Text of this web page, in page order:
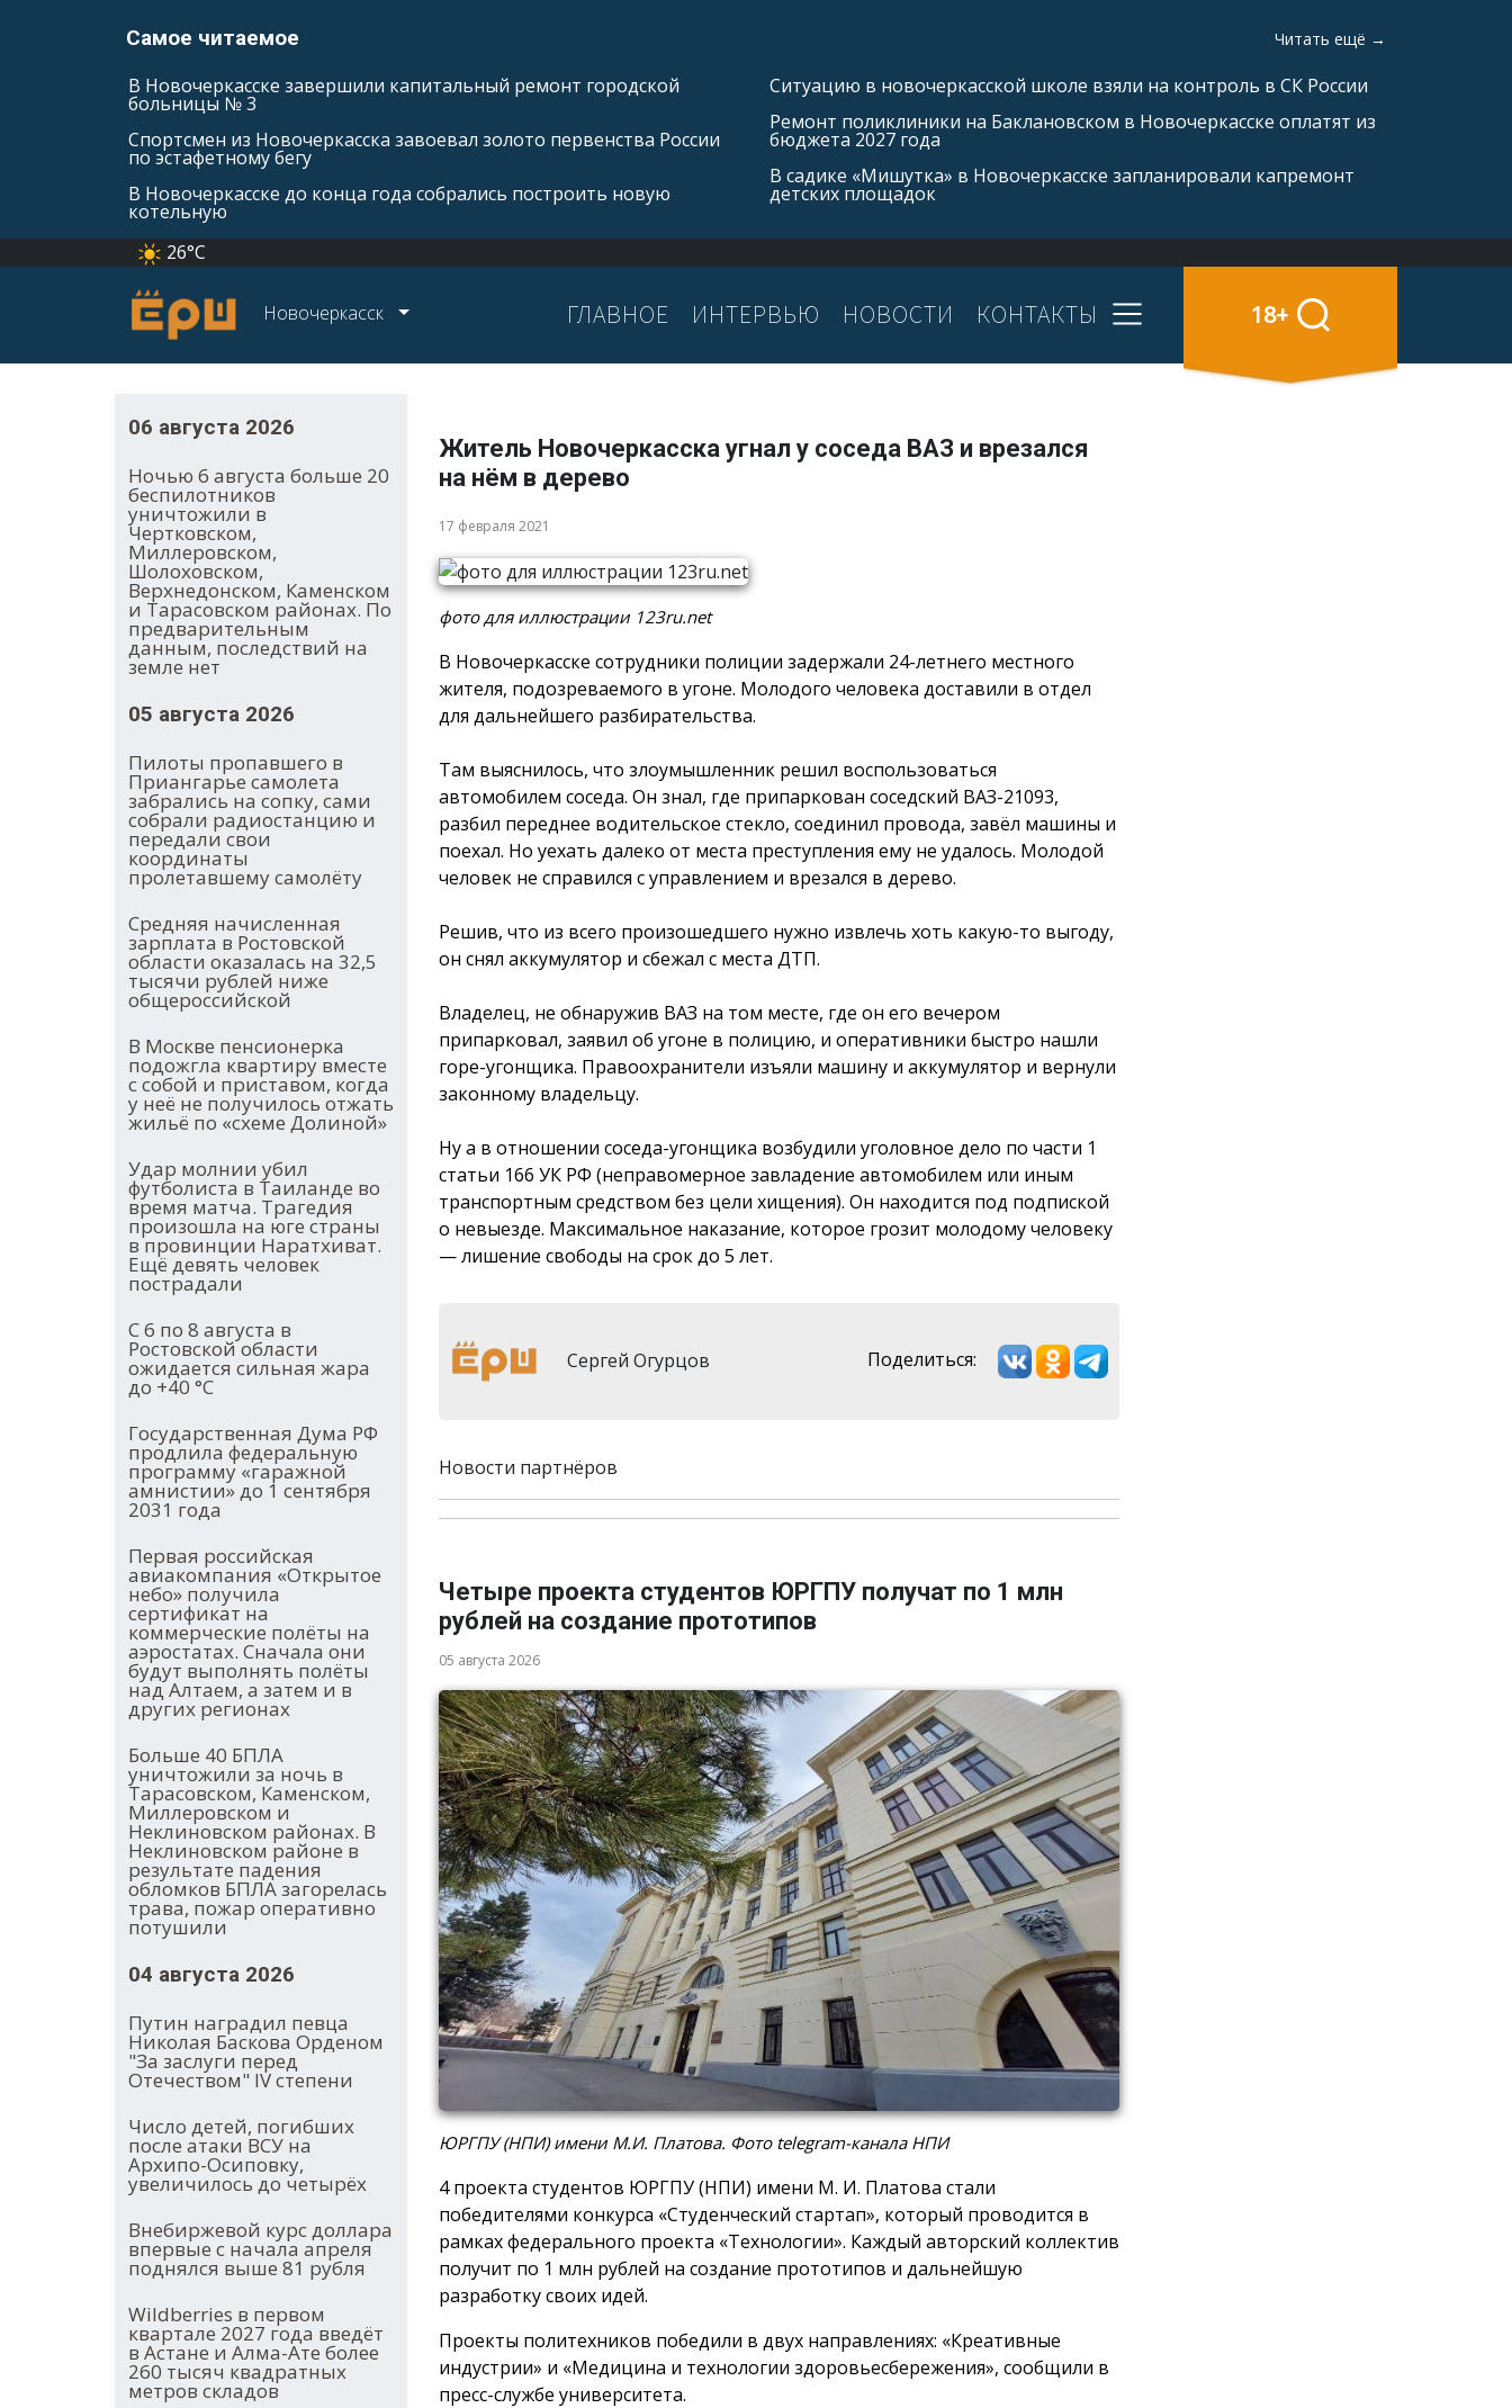
Самое читаемое Читать ещё →
В Новочеркасске завершили капитальный ремонт городской
больницы № 3
Спортсмен из Новочеркасска завоевал золото первенства России
по эстафетному бегу
В Новочеркасске до конца года собрались построить новую
котельную
Ситуацию в новочеркасской школе взяли на контроль в СК России
Ремонт поликлиники на Баклановском в Новочеркасске оплатят из
бюджета 2027 года
В садике «Мишутка» в Новочеркасске запланировали капремонт
детских площадок
26°C
Новочеркасск ГЛАВНОЕ ИНТЕРВЬЮ НОВОСТИ КОНТАКТЫ 18+
06 августа 2026
Ночью 6 августа больше 20
беспилотников
уничтожили в
Чертковском,
Миллеровском,
Шолоховском,
Верхнедонском, Каменском
и Тарасовском районах. По
предварительным
данным, последствий на
земле нет
05 августа 2026
Пилоты пропавшего в
Приангарье самолета
забрались на сопку, сами
собрали радиостанцию и
передали свои
координаты
пролетавшему самолёту
Средняя начисленная
зарплата в Ростовской
области оказалась на 32,5
тысячи рублей ниже
общероссийской
В Москве пенсионерка
подожгла квартиру вместе
с собой и приставом, когда
у неё не получилось отжать
жильё по «схеме Долиной»
Удар молнии убил
футболиста в Таиланде во
время матча. Трагедия
произошла на юге страны
в провинции Наратхиват.
Ещё девять человек
пострадали
С 6 по 8 августа в
Ростовской области
ожидается сильная жара
до +40 °С
Государственная Дума РФ
продлила федеральную
программу «гаражной
амнистии» до 1 сентября
2031 года
Первая российская
авиакомпания «Открытое
небо» получила
сертификат на
коммерческие полёты на
аэростатах. Сначала они
будут выполнять полёты
над Алтаем, а затем и в
других регионах
Больше 40 БПЛА
уничтожили за ночь в
Тарасовском, Каменском,
Миллеровском и
Неклиновском районах. В
Неклиновском районе в
результате падения
обломков БПЛА загорелась
трава, пожар оперативно
потушили
04 августа 2026
Путин наградил певца
Николая Баскова Орденом
"За заслуги перед
Отечеством" IV степени
Число детей, погибших
после атаки ВСУ на
Архипо-Осиповку,
увеличилось до четырёх
Внебиржевой курс доллара
впервые с начала апреля
поднялся выше 81 рубля
Wildberries в первом
квартале 2027 года введёт
в Астане и Алма-Ате более
260 тысяч квадратных
метров складов
Житель Новочеркасска угнал у соседа ВАЗ и врезался
на нём в дерево
17 февраля 2021
фото для иллюстрации 123ru.net
В Новочеркасске сотрудники полиции задержали 24-летнего местного
жителя, подозреваемого в угоне. Молодого человека доставили в отдел
для дальнейшего разбирательства.
Там выяснилось, что злоумышленник решил воспользоваться
автомобилем соседа. Он знал, где припаркован соседский ВАЗ-21093,
разбил переднее водительское стекло, соединил провода, завёл машины и
поехал. Но уехать далеко от места преступления ему не удалось. Молодой
человек не справился с управлением и врезался в дерево.
Решив, что из всего произошедшего нужно извлечь хоть какую-то выгоду,
он снял аккумулятор и сбежал с места ДТП.
Владелец, не обнаружив ВАЗ на том месте, где он его вечером
припарковал, заявил об угоне в полицию, и оперативники быстро нашли
горе-угонщика. Правоохранители изъяли машину и аккумулятор и вернули
законному владельцу.
Ну а в отношении соседа-угонщика возбудили уголовное дело по части 1
статьи 166 УК РФ (неправомерное завладение автомобилем или иным
транспортным средством без цели хищения). Он находится под подпиской
о невыезде. Максимальное наказание, которое грозит молодому человеку
— лишение свободы на срок до 5 лет.
Сергей Огурцов Поделиться:
Новости партнёров
Четыре проекта студентов ЮРГПУ получат по 1 млн
рублей на создание прототипов
05 августа 2026
ЮРГПУ (НПИ) имени М.И. Платова. Фото telegram-канала НПИ
4 проекта студентов ЮРГПУ (НПИ) имени М. И. Платова стали
победителями конкурса «Студенческий стартап», который проводится в
рамках федерального проекта «Технологии». Каждый авторский коллектив
получит по 1 млн рублей на создание прототипов и дальнейшую
разработку своих идей.
Проекты политехников победили в двух направлениях: «Креативные
индустрии» и «Медицина и технологии здоровьесбережения», сообщили в
пресс-службе университета.